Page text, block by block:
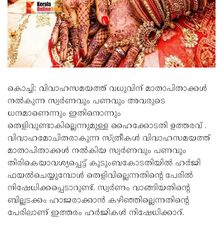
കൊച്ചി: വിവാഹസമയത്ത് വധുവിന് മാതാപിതാക്കൾ
നൽകുന്ന സ്വർണവും പണവും അവരുടെ
ധനമാണെന്നും ഇതിനൊന്നും
തെളിവുണ്ടാകില്ലെന്നുമുള്ള ഹൈക്കോടതി ഉത്തരവ് .
വിവാഹമോചിതരാകുന്ന സ്ത്രീകൾ വിവാഹസമയത്ത്
മാതാപിതാക്കൾ നൽകിയ സ്വർണവും പണവും
തിരികെയാവശ്യപ്പെട്ട് കുടുംബകോടതിയിൽ ഹർജി
ഫയൽചെയ്യുമ്പോൾ തെളിവില്ലെന്നതിന്റെ പേരിൽ
നിഷേധിക്കപ്പെടാറുണ്ട്. സ്വർണം വാങ്ങിയതിന്റെ
ബില്ലടക്കം ഹാജരാക്കാൻ കഴിഞ്ഞില്ലെന്നതിന്റെ
പേരിലാണ് ഇത്തരം ഹർജികൾ നിഷേധിക്കാറ്.